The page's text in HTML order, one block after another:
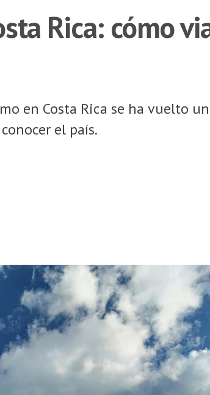
Rica: cómo
en Costa Rica se ha vuelto
el país.